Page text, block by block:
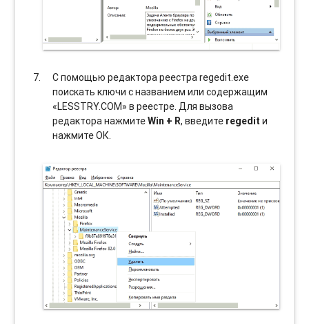
С помощью редактора реестра regedit.exe
поискать ключи с названием или содержащим
«LESSTRY.COM» в реестре. Для вызова
редактора нажмитеWin + R, введите regedit и
нажмите ОК.